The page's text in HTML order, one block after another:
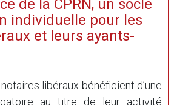
de la CPRN, un socle
individuelle pour les
et leurs ayants-
libéraux bénéficient d’une
au titre de leur activité